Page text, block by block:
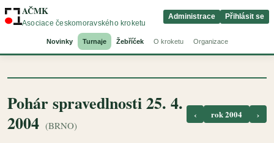
AČMK
Asociace českomoravského kroketu
Novinky Turnaje Žebříček O kroketu Organizace
Administrace Přihlásit se
Pohár spravedlnosti 25. 4.
2004 (BRNO)
‹ rok 2004 ›